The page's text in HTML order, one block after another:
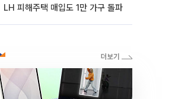
LH 피해주택 매입도 1만 가구 돌파